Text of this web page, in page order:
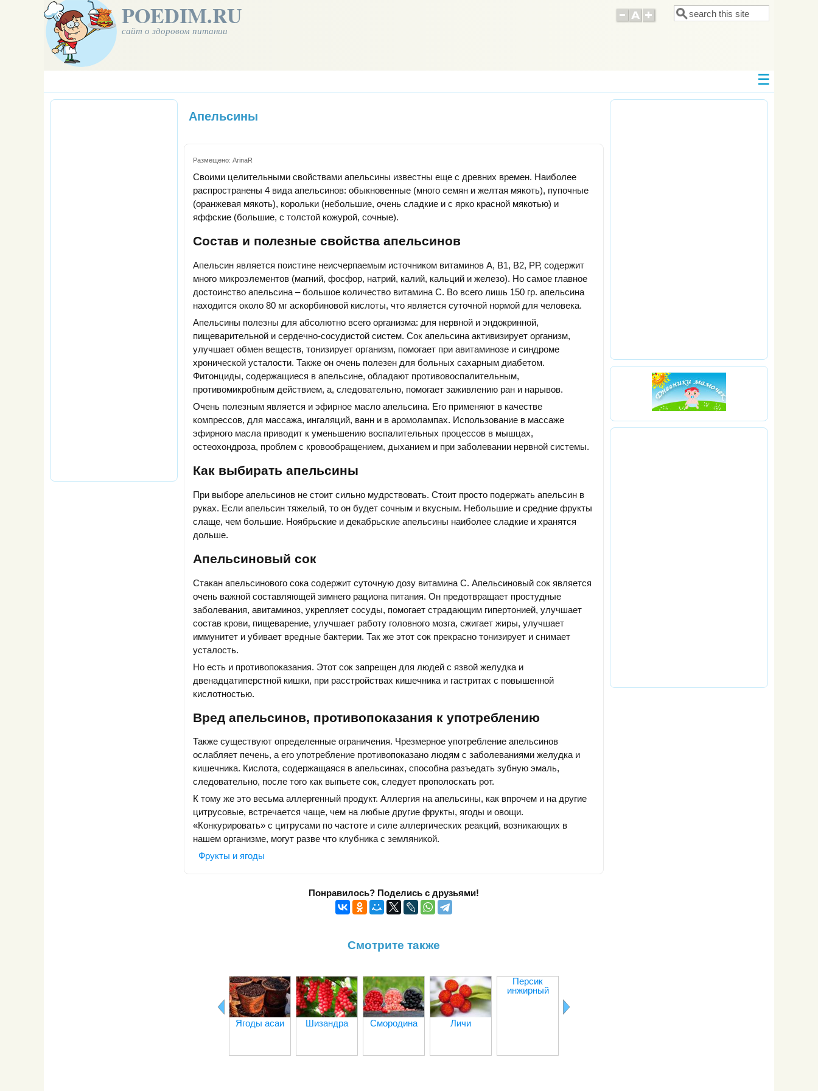
POEDIM.RU
сайт о здоровом питании
Форма поиска
Поиск
Апельсины
Размещено: ArinaR
Своими целительными свойствами апельсины известны еще с древних времен. Наиболее
распространены 4 вида апельсинов: обыкновенные (много семян и желтая мякоть), пупочные
(оранжевая мякоть), корольки (небольшие, очень сладкие и с ярко красной мякотью) и
яффские (большие, с толстой кожурой, сочные).
Состав и полезные свойства апельсинов
Апельсин является поистине неисчерпаемым источником витаминов А, В1, В2, РР, содержит
много микроэлементов (магний, фосфор, натрий, калий, кальций и железо). Но самое главное
достоинство апельсина – большое количество витамина С. Во всего лишь 150 гр. апельсина
находится около 80 мг аскорбиновой кислоты, что является суточной нормой для человека.
Апельсины полезны для абсолютно всего организма: для нервной и эндокринной,
пищеварительной и сердечно-сосудистой систем. Сок апельсина активизирует организм,
улучшает обмен веществ, тонизирует организм, помогает при авитаминозе и синдроме
хронической усталости. Также он очень полезен для больных сахарным диабетом.
Фитонциды, содержащиеся в апельсине, обладают противовоспалительным,
противомикробным действием, а, следовательно, помогает заживлению ран и нарывов.
Очень полезным является и эфирное масло апельсина. Его применяют в качестве
компрессов, для массажа, ингаляций, ванн и в аромолампах. Использование в массаже
эфирного масла приводит к уменьшению воспалительных процессов в мышцах,
остеохондроза, проблем с кровообращением, дыханием и при заболевании нервной системы.
Как выбирать апельсины
При выборе апельсинов не стоит сильно мудрствовать. Стоит просто подержать апельсин в
руках. Если апельсин тяжелый, то он будет сочным и вкусным. Небольшие и средние фрукты
слаще, чем большие. Ноябрьские и декабрьские апельсины наиболее сладкие и хранятся
дольше.
Апельсиновый сок
Стакан апельсинового сока содержит суточную дозу витамина С. Апельсиновый сок является
очень важной составляющей зимнего рациона питания. Он предотвращает простудные
заболевания, авитаминоз, укрепляет сосуды, помогает страдающим гипертонией, улучшает
состав крови, пищеварение, улучшает работу головного мозга, сжигает жиры, улучшает
иммунитет и убивает вредные бактерии. Так же этот сок прекрасно тонизирует и снимает
усталость.
Но есть и противопоказания. Этот сок запрещен для людей с язвой желудка и
двенадцатиперстной кишки, при расстройствах кишечника и гастритах с повышенной
кислотностью.
Вред апельсинов, противопоказания к употреблению
Также существуют определенные ограничения. Чрезмерное употребление апельсинов
ослабляет печень, а его употребление противопоказано людям с заболеваниями желудка и
кишечника. Кислота, содержащаяся в апельсинах, способна разъедать зубную эмаль,
следовательно, после того как выпьете сок, следует прополоскать рот.
К тому же это весьма аллергенный продукт. Аллергия на апельсины, как впрочем и на другие
цитрусовые, встречается чаще, чем на любые другие фрукты, ягоды и овощи.
«Конкурировать» с цитрусами по частоте и силе аллергических реакций, возникающих в
нашем организме, могут разве что клубника с земляникой.
Фрукты и ягоды
Понравилось? Поделись с друзьями!
Смотрите также
Ягоды асаи Шизандра Смородина Личи
Персик
инжирный